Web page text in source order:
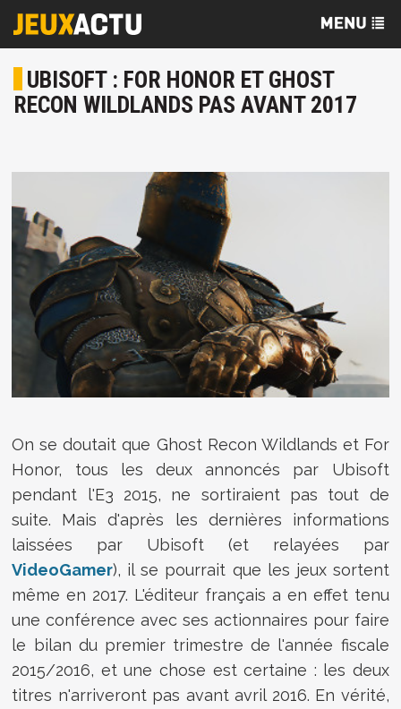
UBISOFT : FOR HONOR ET GHOST
RECON WILDLANDS PAS AVANT 2017
On se doutait que Ghost Recon Wildlands et For
Honor, tous les deux annoncés par Ubisoft
pendant l'E3 2015, ne sortiraient pas tout de
suite. Mais d'après les dernières informations
laissées par Ubisoft (et relayées par
VideoGamer), il se pourrait que les jeux sortent
même en 2017. L'éditeur français a en effet tenu
une conférence avec ses actionnaires pour faire
le bilan du premier trimestre de l'année fiscale
2015/2016, et une chose est certaine : les deux
titres n'arriveront pas avant avril 2016. En vérité,